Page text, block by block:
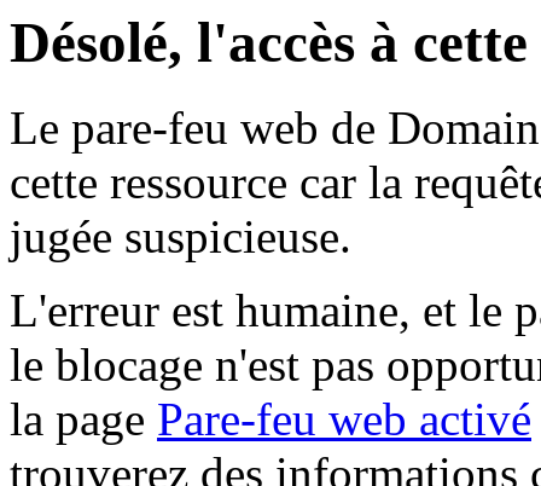
Désolé, l'accès à
Le pare-feu web de
cette ressource car la
jugée suspicieuse.
L'erreur est humaine, et le
le blocage n'est pas
la page Pare-feu web activé
trouverez des informations